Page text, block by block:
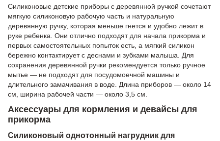
Силиконовые детские приборы с деревянной ручкой сочетают
мягкую силиконовую рабочую часть и натуральную
деревянную ручку, которая меньше гнется и удобно лежит в
руке ребенка. Они отлично подходят для начала прикорма и
первых самостоятельных попыток есть, а мягкий силикон
бережно контактирует с деснами и зубками малыша. Для
сохранения деревянной ручки рекомендуется только ручное
мытье — не подходят для посудомоечной машины и
длительного замачивания в воде. Длина приборов — около 14
см, ширина рабочей части — около 3,5 см.
Аксессуары для кормления и девайсы для
прикорма
Силиконовый однотонный нагрудник для